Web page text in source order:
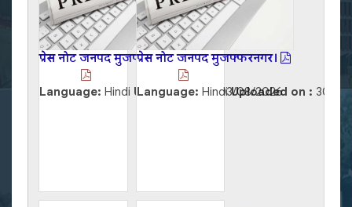
प्रेस नोट जनपद मुजफ्फरनगर।
Language: Hindi Uploaded on :03/08/2026
प्रेस नोट जनपद मुजफ्फरनगर।
Language: Hindi Uploaded on : 30/